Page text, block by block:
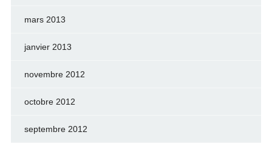
mars 2013
janvier 2013
novembre 2012
octobre 2012
septembre 2012